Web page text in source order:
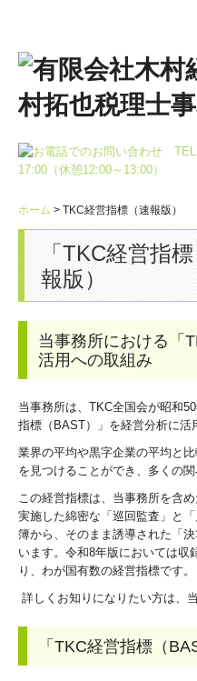
ホーム
事務所案内
事務所概要・アクセス
スタッフ紹介
プライバシーポリシー
相続でお困りの方
採用情報
数字で見る
募集要項
ホーム TKC経営指標（速報版）
「TKC経営指
報版）
当事務所における「
活用への取組み
当事務所は、TKC全国会が昭和
指標（BAST）」を経営分析に活
業界の平均や黒字企業の平均と
を見つけることができ、多くの
この経営指標は、当事務所を含
実施した綿密な「巡回監査」と
簿から、そのまま誘導された「
います。令和8年版においては収
り、わが国有数の経営指標です。
詳しくお知りになりたい方は、
「TKC経営指標（